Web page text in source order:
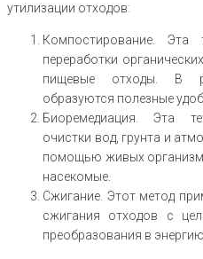
утилизации отходов:
Компостирование. Эта
переработки
пищевые отходы. В
образуются полезные
Биоремедиация. Эта
очистки вод, грунта и
помощью живых
насекомые.
Сжигание. Этот метод
сжигания отходов с
преобразования в энергию.